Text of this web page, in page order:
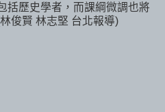
括歷史學者，而課綱微調也將
俊賢 林志堅 台北報導)